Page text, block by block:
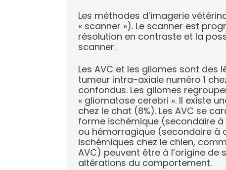
Les méthodes d’imagerie
« scanner »). Le scanner est
résolution en contraste et la
scanner.
Les AVC et les gliomes sont
tumeur intra-axiale numéro 1
confondus. Les gliomes
« gliomatose cerebri ». Il existe
chez le chat (8%). Les AVC se
forme ischémique (secondaire
ou hémorragique (secondaire à
ischémiques chez le chien,
AVC) peuvent être à l’origine
altérations du comportement.